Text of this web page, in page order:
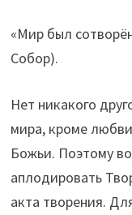
«Мир был
Собор).
Нет никакого
мира, кроме
Божьи. Поэтому
аплодировать
акта творения.